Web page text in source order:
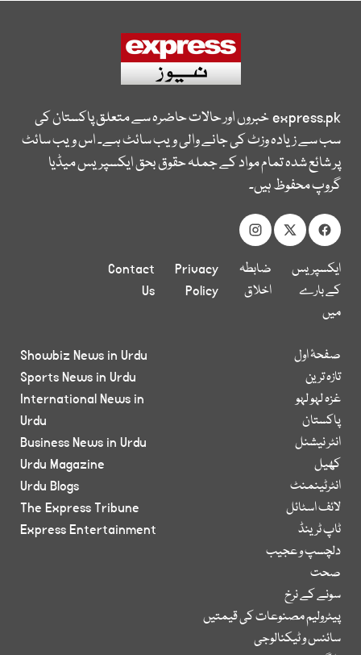
express.pkخبروں اور حالات حاضرہ سے متعلق پاکستان کی
سب سے زیادہ وزٹ کی جانے والی ویب سائٹ ہے۔ اس ویب سائٹ
پر شائع شدہ تمام مواد کے جملہ حقوق بحق ایکسپریس میڈیا
گروپ محفوظ ہیں۔
ایکسپریس
کے بارے
میں
ضابطہ
اخلاق
Privacy
Policy
Contact
Us
صفحۂ اول
تازہ ترین
غزہ لہو لہو
پاکستان
انٹر نیشنل
کھیل
انٹرٹینمنٹ
لائف اسٹائل
ٹاپ ٹرینڈ
دلچسپ و عجیب
صحت
سونے کے نرخ
پیٹرولیم مصنوعات کی قیمتیں
سائنس و ٹیکنالوجی
Showbiz News in Urdu
Sports News in Urdu
International News in
Urdu
Business News in Urdu
Urdu Magazine
Urdu Blogs
The Express Tribune
Express Entertainment